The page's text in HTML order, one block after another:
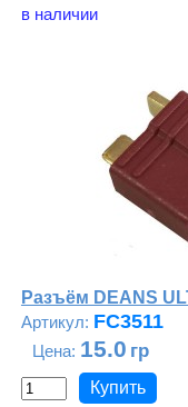
в наличии
Разъём DEANS
FC3511
15.0